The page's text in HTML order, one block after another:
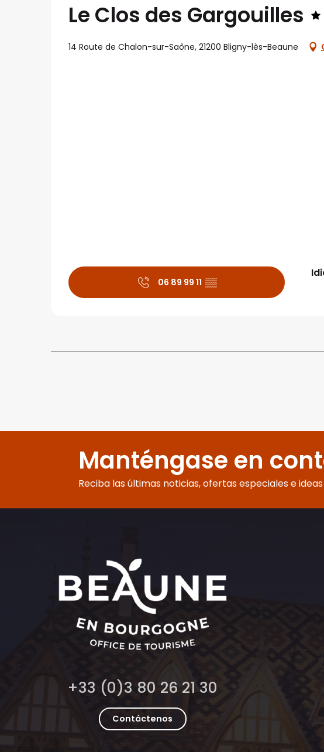
Le Clos des Gargouilles
14 Route de Chalon-sur-Saône, 21200 Bligny-lès-Beaune
06 89 99 11 ▒▒
Manténgase en
Reciba las últimas noticias, ofertas especiales e
+33 (0)3 80 26 21 30
Contáctenos